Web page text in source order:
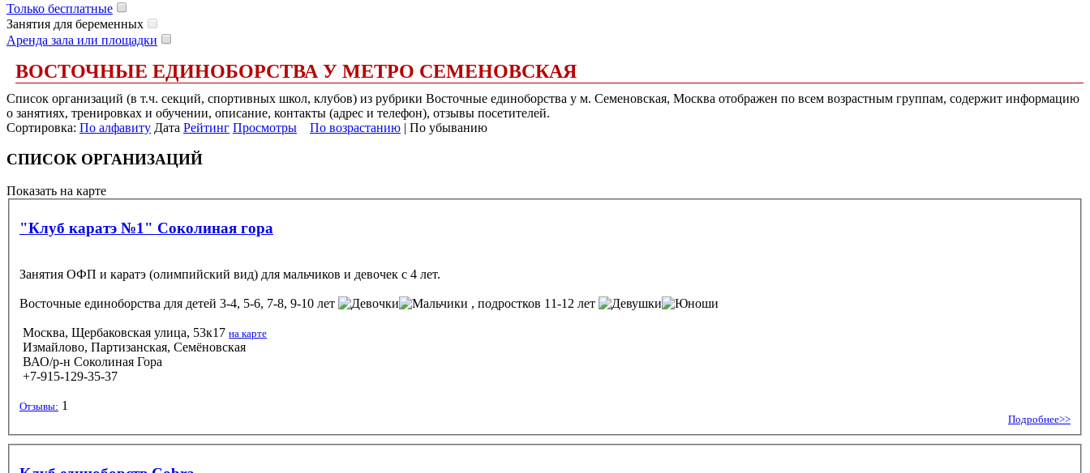
Только бесплатные
Занятия для беременных
Аренда зала или площадки
ВОСТОЧНЫЕ ЕДИНОБОРСТВА У МЕТРО СЕМЕНОВСКАЯ
Список организаций (в т.ч. секций, спортивных школ, клубов) из рубрики Восточные единоборства у м. Семеновская, Москва отображен по всем возрастным группам, содержит информацию
о занятиях, тренировках и обучении, описание, контакты (адрес и телефон), отзывы посетителей.
Сортировка: По алфавиту Дата Рейтинг Просмотры По возрастанию | По убыванию
СПИСОК ОРГАНИЗАЦИЙ
Показать на карте
"Клуб каратэ №1" Соколиная гора
Занятия ОФП и каратэ (олимпийский вид) для мальчиков и девочек с 4 лет.
Восточные единоборства для детей 3-4, 5-6, 7-8, 9-10 лет , подростков 11-12 лет
Москва, Щербаковская улица, 53к17 на карте
Измайлово, Партизанская, Семёновская
ВАО/р-н Соколиная Гора
+7-915-129-35-37
Отзывы: 1
Подробнее>>